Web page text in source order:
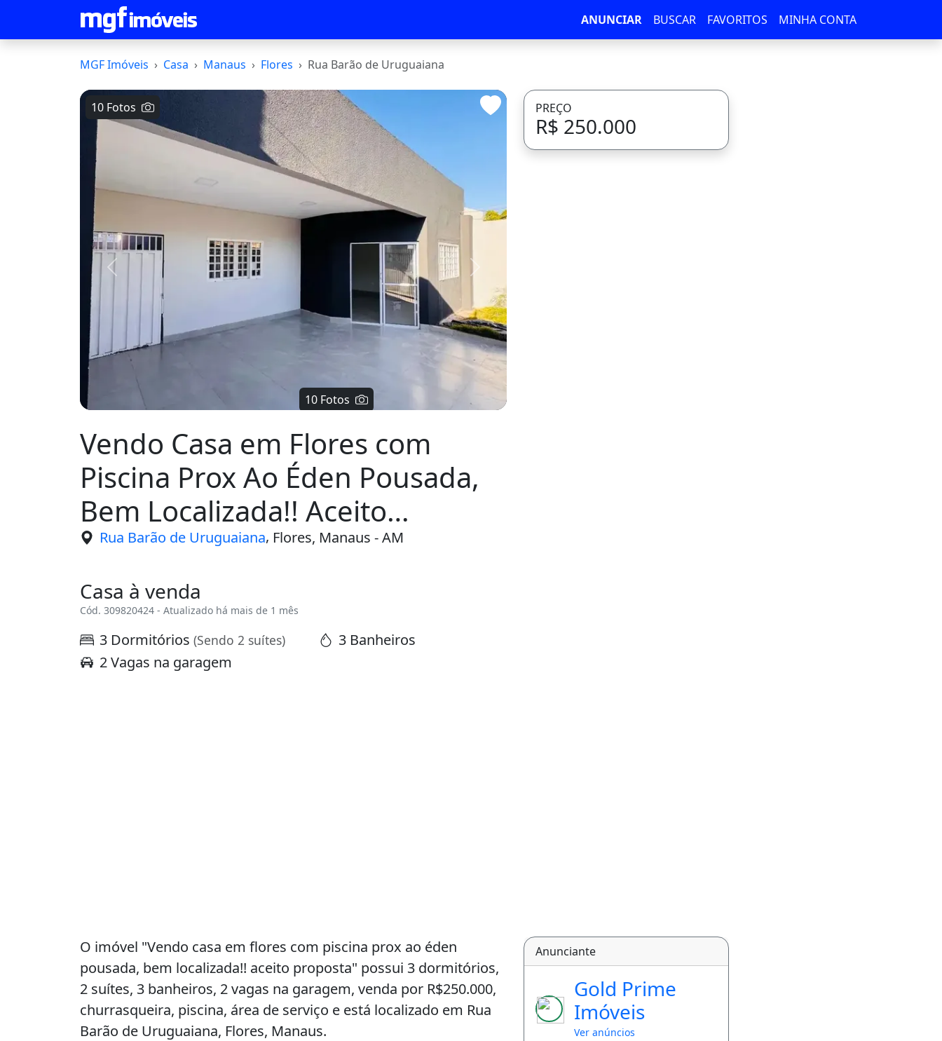
ANUNCIAR BUSCAR FAVORITOS MINHA CONTA
MGF Imóveis Casa Manaus Flores Rua Barão de Uruguaiana
10 Fotos
Voltar
Vendo Casa em Flores com
Piscina Prox Ao Éden Pousada,
Bem Localizada!! Aceito
Proposta
Rua Barão de Uruguaiana, Flores, Manaus - AM
Casa à venda
Cód. 309820424 - Atualizado há mais de 1 mês
3 Dormitórios (Sendo 2 suítes)
3 Banheiros
2 Vagas na garagem
PREÇO
R$ 250.000
O imóvel "Vendo casa em flores com piscina prox ao éden
pousada, bem localizada!! aceito proposta" possui 3 dormitórios,
2 suítes, 3 banheiros, 2 vagas na garagem, venda por R$250.000,
churrasqueira, piscina, área de serviço e está localizado em Rua
Barão de Uruguaiana, Flores, Manaus.
Anunciante
Gold Prime
Imóveis
Ver anúncios